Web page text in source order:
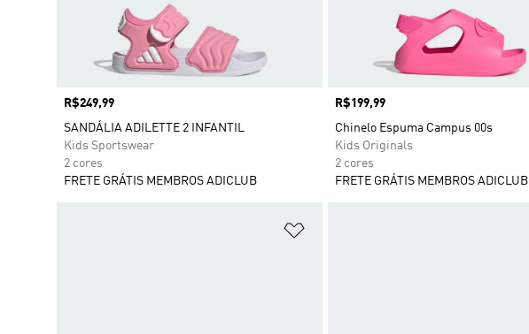
Preço
R$249,99
SANDÁLIA ADILETTE 2 INFANTIL
Kids Sportswear
2 cores
FRETE GRÁTIS MEMBROS ADICLUB
Preço
R$199,99
Chinelo Espuma Campus 00s
Kids Originals
2 cores
FRETE GRÁTIS MEMBROS ADICLUB